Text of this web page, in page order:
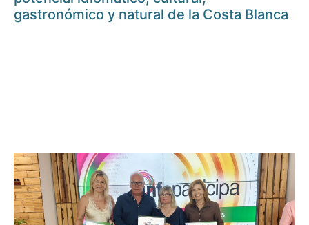
gastronómico y natural de la Costa Blanca